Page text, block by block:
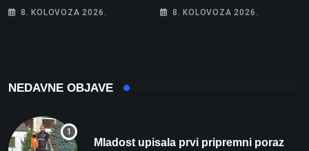
samo 4 eura, a osvojio
8. KOLOVOZA 2026.
Šestero osoba teško
8. KOLOVOZA 2026.
NEDAVNE OBJAVE
Mladost upisala prvi pripremni poraz